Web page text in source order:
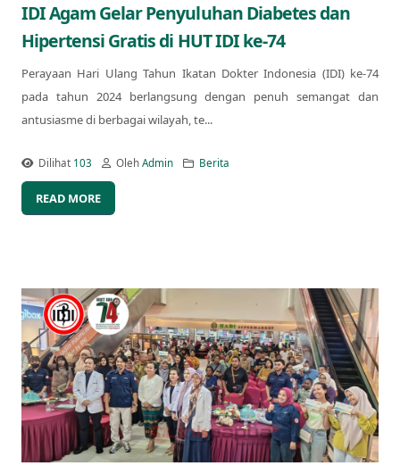
IDI Agam Gelar Penyuluhan Diabetes dan
Hipertensi Gratis di HUT IDI ke-74
Perayaan Hari Ulang Tahun Ikatan Dokter Indonesia (IDI) ke-74
pada tahun 2024 berlangsung dengan penuh semangat dan
antusiasme di berbagai wilayah, te...
Dilihat 103 OlehAdmin Berita
READ MORE